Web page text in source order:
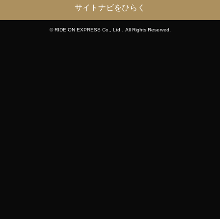
サイトナビをひらく
© RIDE ON EXPRESS Co., Ltd．All Rights Reserved.